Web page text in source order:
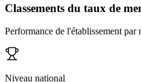
Classements du taux de
Performance de l'établissement par
Niveau national